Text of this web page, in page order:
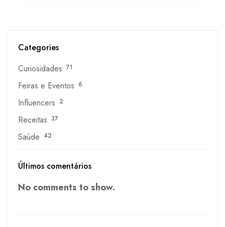
Categories
Curiosidades 71
Feiras e Eventos 6
Influencers 2
Receitas 37
Saúde 42
Últimos comentários
No comments to show.